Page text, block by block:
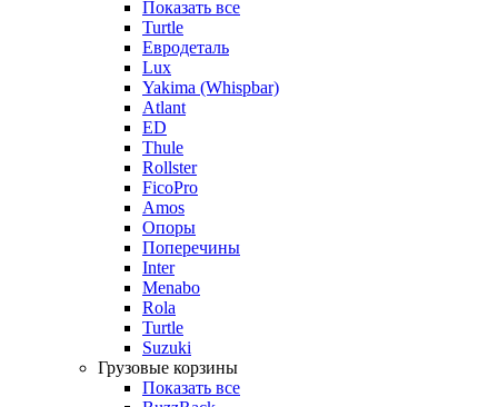
Показать все
Turtle
Евродеталь
Lux
Yakima (Whispbar)
Atlant
ED
Thule
Rollster
FicoPro
Amos
Опоры
Поперечины
Inter
Menabo
Rola
Turtle
Suzuki
Грузовые корзины
Показать все